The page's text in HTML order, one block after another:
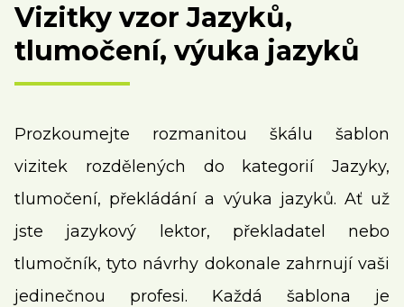
Vizitky vzor Jazyků,
tlumočení, výuka jazyků
Prozkoumejte rozmanitou škálu šablon
vizitek rozdělených do kategorií Jazyky,
tlumočení, překládání a výuka jazyků. Ať už
jste jazykový lektor, překladatel nebo
tlumočník, tyto návrhy dokonale zahrnují vaši
jedinečnou profesi. Každá šablona je